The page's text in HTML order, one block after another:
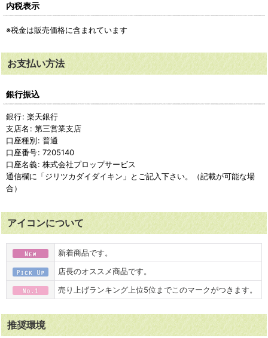
内税表示
※税金は販売価格に含まれています
お支払い方法
銀行振込
銀行: 楽天銀行
支店名 : 第三営業支店
口座種別: 普通
口座番号: 7205140
口座名義: 株式会社プロップサービス
通信欄に「ジリツカダイダイキン」とご記入下さい。（記載が可能な場
合）
アイコンについて
新着商品です。
店長のオススメ商品です。
売り上げランキング上位5位までこのマークがつきます。
推奨環境